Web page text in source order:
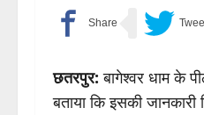
छतरपुर:बागेश्वर धाम के
बताया कि इसकी जानकारी